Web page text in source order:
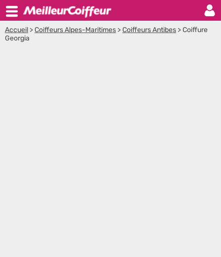
Accueil >Coiffeurs Alpes-Maritimes >Coiffeurs Antibes >Coiffure
Georgia